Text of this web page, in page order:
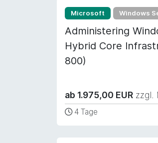
Microsoft Windows
Administering
Hybrid Core
800)
ab 1.975,00 EUR zzgl.
4 Tage